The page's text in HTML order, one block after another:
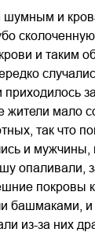
шумным и
и таким
приходилось
жители мало
так что
и мужчины,
опаливали,
покровы
башмаками, и
из-за них